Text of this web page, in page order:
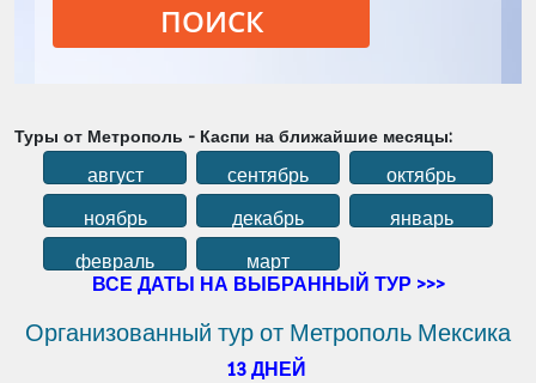
ПОИСК
Туры от Метрополь - Каспи на ближайшие месяцы:
август сентябрь
октябрь
ноябрь
декабрь
январь
февраль
март
ВСЕ ДАТЫ НА ВЫБРАННЫЙ ТУР >>>
Организованный тур от Метрополь Мексика
13 ДНЕЙ